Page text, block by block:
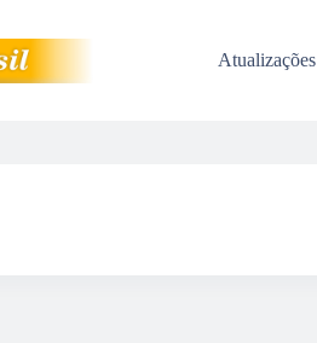
Atualizações